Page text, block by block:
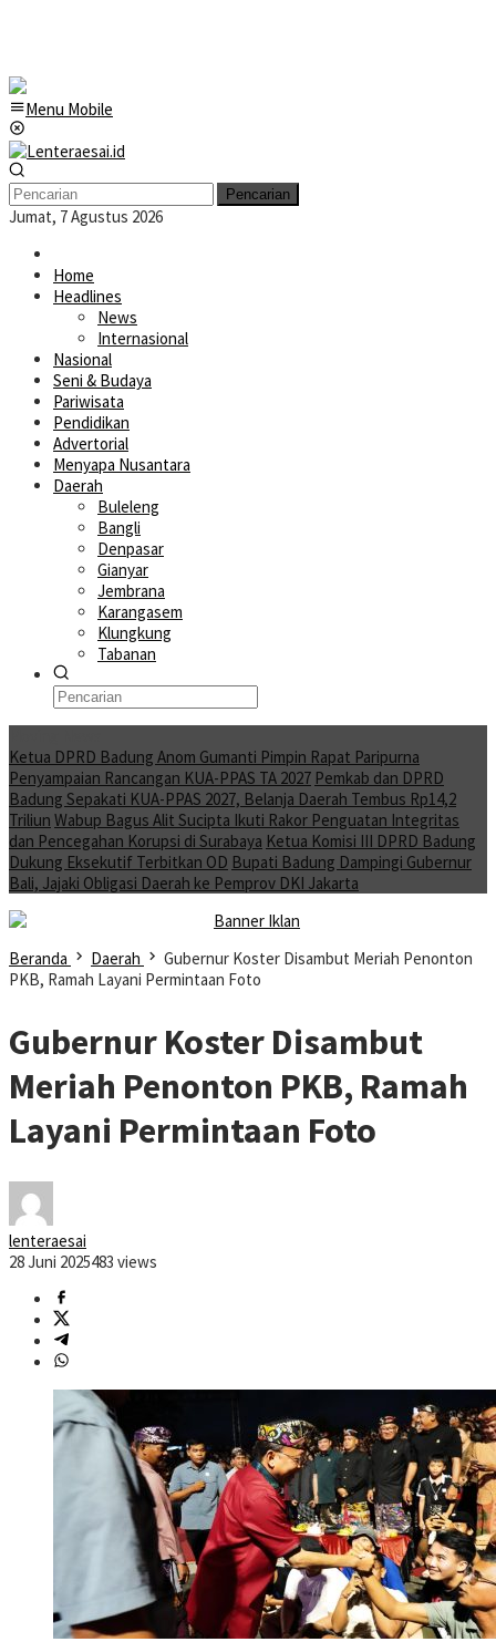
Menu Mobile
Pencarian
Jumat, 7 Agustus 2026
Home
Headlines
News
Internasional
Nasional
Seni & Budaya
Pariwisata
Pendidikan
Advertorial
Menyapa Nusantara
Daerah
Buleleng
Bangli
Denpasar
Gianyar
Jembrana
Karangasem
Klungkung
Tabanan
Ketua DPRD Badung Anom Gumanti Pimpin Rapat Paripurna
Penyampaian Rancangan KUA-PPAS TA 2027 Pemkab dan DPRD
Badung Sepakati KUA-PPAS 2027, Belanja Daerah Tembus Rp14,2
Triliun Wabup Bagus Alit Sucipta Ikuti Rakor Penguatan Integritas
dan Pencegahan Korupsi di Surabaya Ketua Komisi III DPRD Badung
Dukung Eksekutif Terbitkan OD Bupati Badung Dampingi Gubernur
Bali, Jajaki Obligasi Daerah ke Pemprov DKI Jakarta
Beranda Daerah
Gubernur Koster Disambut Meriah Penonton
PKB, Ramah Layani Permintaan Foto
Gubernur Koster Disambut
Meriah Penonton PKB, Ramah
Layani Permintaan Foto
lenteraesai
28 Juni 2025483 views